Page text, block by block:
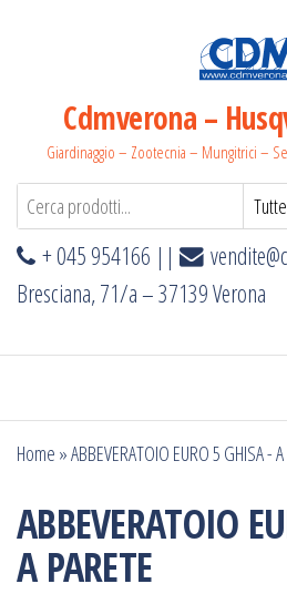
Cdmverona –
Giardinaggio – Zootecnia – Mungitrici –
+ 045 954166 ||
Bresciana, 71/a – 37139 Verona
Home »ABBEVERATOIO EURO 5 GHISA - A
ABBEVERATOIO
A PARETE